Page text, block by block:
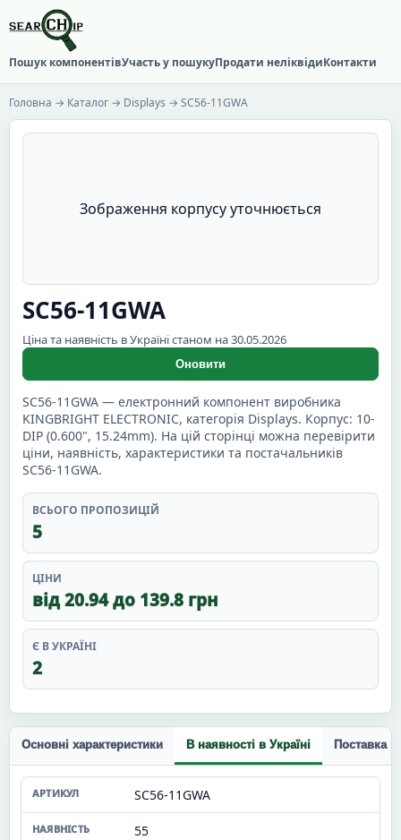
Пошук компонентівУчасть у пошукуПродати неліквідиКонтакти
Головна → Каталог → Displays → SC56-11GWA
Зображення корпусу уточнюється
SC56-11GWA
Ціна та наявність в Україні станом на 30.05.2026
Оновити
SC56-11GWA — електронний компонент виробника
KINGBRIGHT ELECTRONIC, категорія Displays. Корпус: 10-
DIP (0.600", 15.24mm). На цій сторінці можна перевірити
ціни, наявність, характеристики та постачальників
SC56-11GWA.
ВСЬОГО ПРОПОЗИЦІЙ
5
ЦІНИ
від 20.94 до 139.8 грн
Є В УКРАЇНІ
2
Основні характеристики В наявності в Україні Поставка
SC56-11GWA
55